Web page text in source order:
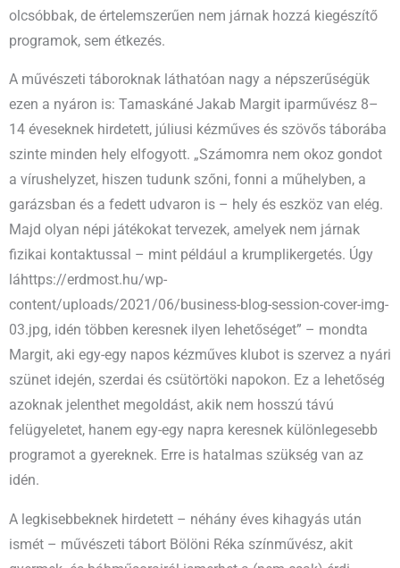
olcsóbbak, de értelemszerűen nem járnak hozzá kiegészítő
programok, sem étkezés.
A művészeti táboroknak láthatóan nagy a népszerűségük
ezen a nyáron is: Tamaskáné Jakab Margit iparművész 8–
14 éveseknek hirdetett, júliusi kézműves és szövős táborába
szinte minden hely elfogyott. „Számomra nem okoz gondot
a vírushelyzet, hiszen tudunk szőni, fonni a műhelyben, a
garázsban és a fedett udvaron is – hely és eszköz van elég.
Majd olyan népi játékokat tervezek, amelyek nem járnak
fizikai kontaktussal – mint például a krumplikergetés. Úgy
láhttps://erdmost.hu/wp-
content/uploads/2021/06/business-blog-session-cover-img-
03.jpg, idén többen keresnek ilyen lehetőséget” – mondta
Margit, aki egy-egy napos kézműves klubot is szervez a nyári
szünet idején, szerdai és csütörtöki napokon. Ez a lehetőség
azoknak jelenthet megoldást, akik nem hosszú távú
felügyeletet, hanem egy-egy napra keresnek különlegesebb
programot a gyereknek. Erre is hatalmas szükség van az
idén.
A legkisebbeknek hirdetett – néhány éves kihagyás után
ismét – művészeti tábort Bölöni Réka színművész, akit